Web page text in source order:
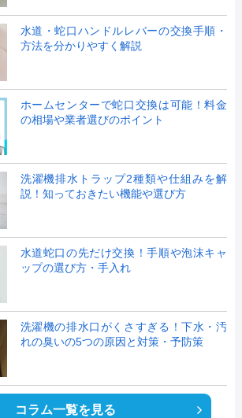
水道・蛇口ハンドルレバーの交換手順・
方法を分かりやすく解説
ホームセンターで蛇口交換は可能！料金
の相場や業者選びのポイント
洗濯機排水トラップ2種類や仕組みを解
説！知っておきたい機能や選び方
水道蛇口の先だけ交換！手順や泡沫キャ
ップの選び方・手入れ
洗濯機の排水口がくさすぎる！下水・汚
れの臭いの5つの原因と対策・予防策
コラム一覧を見る